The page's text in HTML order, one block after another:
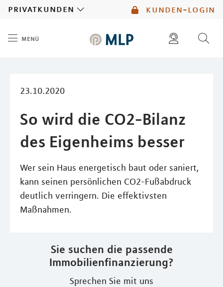
kunden-login
privatkunden
menü
23.10.2020
So wird die CO2-Bilanz
des Eigenheims besser
Wer sein Haus energetisch baut oder saniert,
kann seinen persönlichen CO2-Fußabdruck
deutlich verringern. Die effektivsten
Maßnahmen.
Sie suchen die passende
Immobilienfinanzierung?
Sprechen Sie mit uns